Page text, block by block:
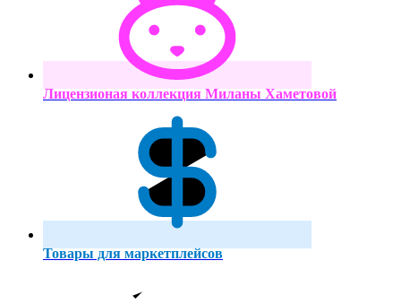
Лицензионая коллекция Миланы Хаметовой
Товары для маркетплейсов